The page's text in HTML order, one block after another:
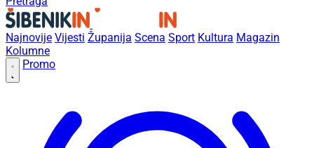
Najnovije Vijesti Županija Scena Sport Kultura Magazin
Kolumne
Promo